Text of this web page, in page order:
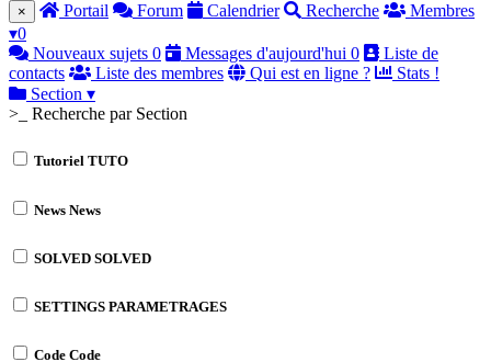
× Portail Forum Calendrier Recherche
Membres
▾0
Nouveaux sujets 0 Messages d'aujourd'hui 0
Liste de
contacts
Liste des membres Qui est en ligne ?
Stats !
Section ▾
>_ Recherche par Section
Tutoriel TUTO
News News
SOLVED SOLVED
SETTINGS PARAMETRAGES
Code Code